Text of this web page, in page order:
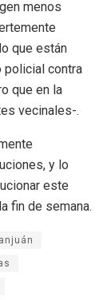
menos
que están
policial contra
que en la
vecinales-.
y lo
este
fin de semana.